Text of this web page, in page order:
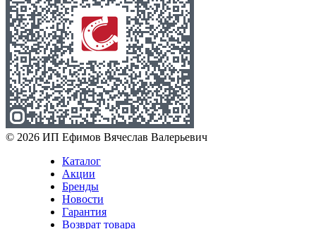
© 2026 ИП Ефимов Вячеслав Валерьевич
Каталог
Акции
Бренды
Новости
Гарантия
Возврат товара